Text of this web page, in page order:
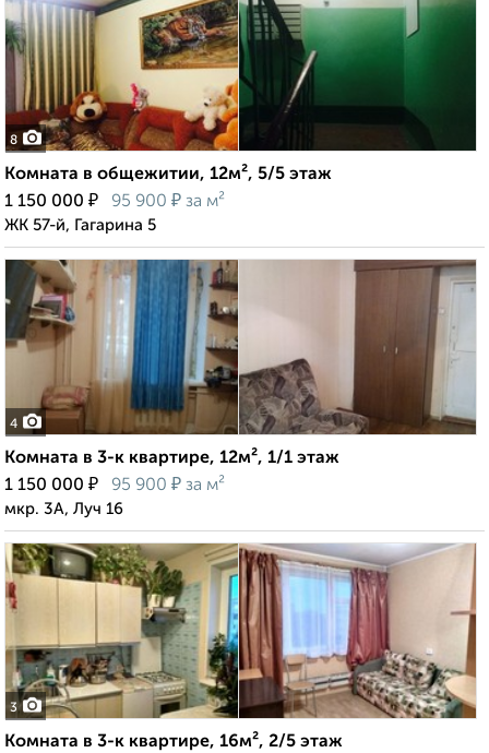
8
Комната в общежитии, 12м², 5/5 этаж
1 150 000 ₽ 95 900 ₽ за м²
ЖК 57-й, Гагарина 5
4
Комната в 3-к квартире, 12м², 1/1 этаж
1 150 000 ₽ 95 900 ₽ за м²
мкр. 3А, Луч 16
3
Комната в 3-к квартире, 16м², 2/5 этаж